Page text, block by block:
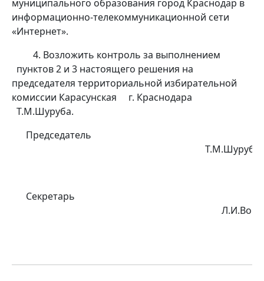
муниципального образования город Краснодар в
информационно-телекоммуникационной сети
«Интернет».
4. Возложить контроль за выполнением
пунктов 2 и 3 настоящего решения на
председателя территориальной избирательной
комиссии Карасунская г. Краснодара
Т.М.Шуруба.
Председатель
Т.М.Шуруба
Секретарь